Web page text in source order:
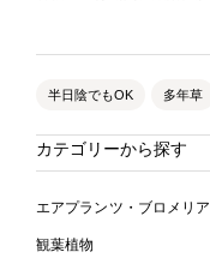
半日陰でもOK 多年草
カテゴリーから探す
エアプランツ・ブロメリア
観葉植物